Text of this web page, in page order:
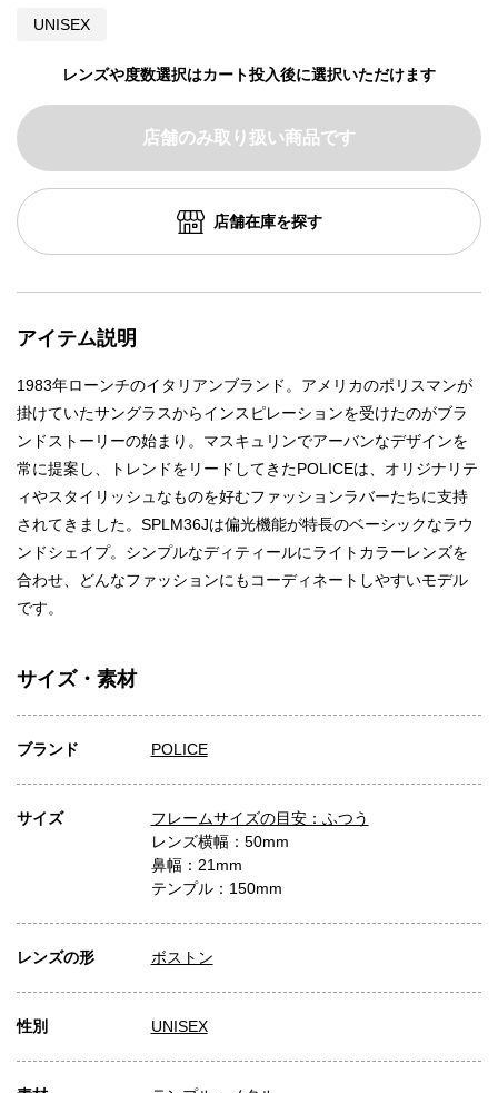
UNISEX
レンズや度数選択はカート投入後に選択いただけます
店舗のみ取り扱い商品です
店舗在庫を探す
アイテム説明
1983年ローンチのイタリアンブランド。アメリカのポリスマンが
掛けていたサングラスからインスピレーションを受けたのがブラ
ンドストーリーの始まり。マスキュリンでアーバンなデザインを
常に提案し、トレンドをリードしてきたPOLICEは、オリジナリテ
ィやスタイリッシュなものを好むファッションラバーたちに支持
されてきました。SPLM36Jは偏光機能が特長のベーシックなラウ
ンドシェイプ。シンプルなディティールにライトカラーレンズを
合わせ、どんなファッションにもコーディネートしやすいモデル
です。
サイズ・素材
ブランド POLICE
サイズ
フレームサイズの目安：ふつう
レンズ横幅：50mm
鼻幅：21mm
テンプル：150mm
レンズの形 ボストン
性別 UNISEX